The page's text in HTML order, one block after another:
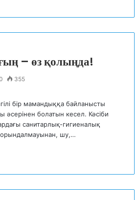
– өз қолыңда!
355
бір мамандыққа байланысты
әсерінен болатын кесел. Кәсіби
санитарлық-гигиеналық
шу,…